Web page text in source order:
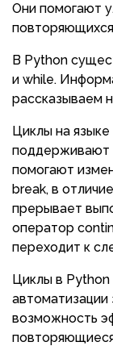
Они помогают
В Python
и while.
рассказываем
Циклы на
поддерживают
помогают
break, в
прерывает
оператор
переходит к
Циклы в Python
возможность